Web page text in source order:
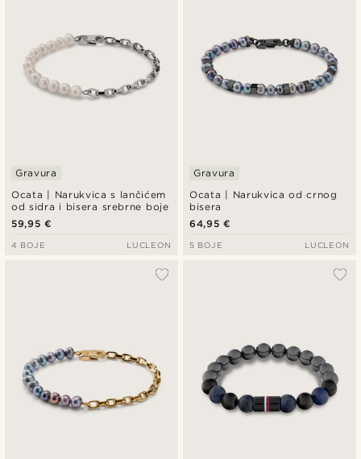
Ocata | Narukvica s lančićem
od sidra i bisera srebrne boje
Gravura
59,95 €
4 BOJE LUCLEON
Ocata | Narukvica od crnog
bisera
Gravura
64,95 €
5 BOJE LUCLEON